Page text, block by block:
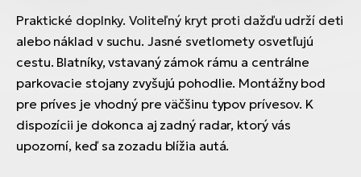
Praktické doplnky. Voliteľný kryt proti dažďu udrží deti
alebo náklad v suchu. Jasné svetlomety osvetľujú
cestu. Blatníky, vstavaný zámok rámu a centrálne
parkovacie stojany zvyšujú pohodlie. Montážny bod
pre príves je vhodný pre väčšinu typov prívesov. K
dispozícii je dokonca aj zadný radar, ktorý vás
upozorní, keď sa zozadu blížia autá.